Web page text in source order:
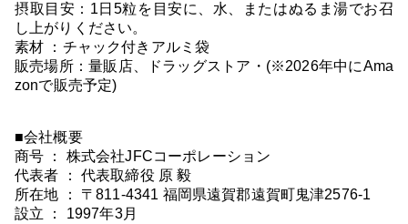
摂取目安：1日5粒を目安に、水、またはぬるま湯でお召
し上がりください。
素材 ：チャック付きアルミ袋
販売場所：量販店、ドラッグストア・(※2026年中にAma
zonで販売予定)
■会社概要
商号 ： 株式会社JFCコーポレーション
代表者 ： 代表取締役 原 毅
所在地 ： 〒811-4341 福岡県遠賀郡遠賀町鬼津2576-1
設立 ： 1997年3月